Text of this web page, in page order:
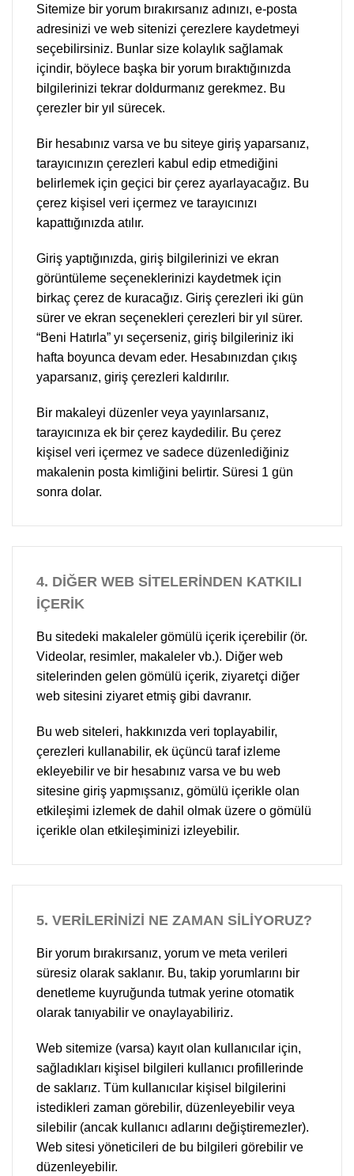
Sitemize bir yorum bırakırsanız adınızı, e-posta
adresinizi ve web sitenizi çerezlere kaydetmeyi
seçebilirsiniz. Bunlar size kolaylık sağlamak
içindir, böylece başka bir yorum bıraktığınızda
bilgilerinizi tekrar doldurmanız gerekmez. Bu
çerezler bir yıl sürecek.
Bir hesabınız varsa ve bu siteye giriş yaparsanız,
tarayıcınızın çerezleri kabul edip etmediğini
belirlemek için geçici bir çerez ayarlayacağız. Bu
çerez kişisel veri içermez ve tarayıcınızı
kapattığınızda atılır.
Giriş yaptığınızda, giriş bilgilerinizi ve ekran
görüntüleme seçeneklerinizi kaydetmek için
birkaç çerez de kuracağız. Giriş çerezleri iki gün
sürer ve ekran seçenekleri çerezleri bir yıl sürer.
“Beni Hatırla” yı seçerseniz, giriş bilgileriniz iki
hafta boyunca devam eder. Hesabınızdan çıkış
yaparsanız, giriş çerezleri kaldırılır.
Bir makaleyi düzenler veya yayınlarsanız,
tarayıcınıza ek bir çerez kaydedilir. Bu çerez
kişisel veri içermez ve sadece düzenlediğiniz
makalenin posta kimliğini belirtir. Süresi 1 gün
sonra dolar.
4. DİĞER WEB SİTELERİNDEN KATKILI
İÇERİK
Bu sitedeki makaleler gömülü içerik içerebilir (ör.
Videolar, resimler, makaleler vb.). Diğer web
sitelerinden gelen gömülü içerik, ziyaretçi diğer
web sitesini ziyaret etmiş gibi davranır.
Bu web siteleri, hakkınızda veri toplayabilir,
çerezleri kullanabilir, ek üçüncü taraf izleme
ekleyebilir ve bir hesabınız varsa ve bu web
sitesine giriş yapmışsanız, gömülü içerikle olan
etkileşimi izlemek de dahil olmak üzere o gömülü
içerikle olan etkileşiminizi izleyebilir.
5. VERİLERİNİZİ NE ZAMAN SİLİYORUZ?
Bir yorum bırakırsanız, yorum ve meta verileri
süresiz olarak saklanır. Bu, takip yorumlarını bir
denetleme kuyruğunda tutmak yerine otomatik
olarak tanıyabilir ve onaylayabiliriz.
Web sitemize (varsa) kayıt olan kullanıcılar için,
sağladıkları kişisel bilgileri kullanıcı profillerinde
de saklarız. Tüm kullanıcılar kişisel bilgilerini
istedikleri zaman görebilir, düzenleyebilir veya
silebilir (ancak kullanıcı adlarını değiştiremezler).
Web sitesi yöneticileri de bu bilgileri görebilir ve
düzenleyebilir.